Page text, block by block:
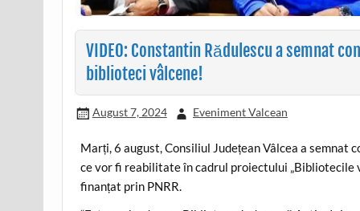
VIDEO: Constantin Rădulescu a semnat
biblioteci vâlcene!
August 7, 2024 Eveniment Valcean
Marți, 6 august, Consiliul Județean Vâlcea a
ce vor fi reabilitate în cadrul proiectului „Bibliotecile
finanțat prin PNRR.